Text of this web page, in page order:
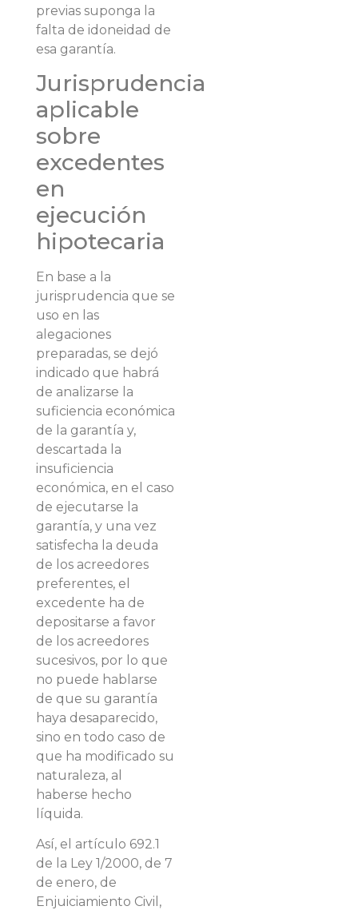
previas suponga la
falta de idoneidad de
esa garantía.
Jurisprudencia
aplicable
sobre
excedentes
en
ejecución
hipotecaria
En base a la
jurisprudencia que se
uso en las
alegaciones
preparadas, se dejó
indicado que habrá
de analizarse la
suficiencia económica
de la garantía y,
descartada la
insuficiencia
económica, en el caso
de ejecutarse la
garantía, y una vez
satisfecha la deuda
de los acreedores
preferentes, el
excedente ha de
depositarse a favor
de los acreedores
sucesivos, por lo que
no puede hablarse
de que su garantía
haya desaparecido,
sino en todo caso de
que ha modificado su
naturaleza, al
haberse hecho
líquida.
Así, el artículo 692.1
de la Ley 1/2000, de 7
de enero, de
Enjuiciamiento Civil,